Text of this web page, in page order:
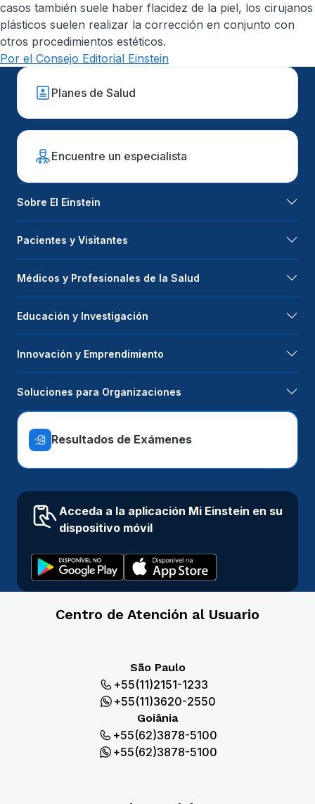
casos también suele haber flacidez de la piel, los cirujanos
plásticos suelen realizar la corrección en conjunto con
otros procedimientos estéticos.
Por el Consejo Editorial Einstein
Planes de Salud
Encuentre un especialista
Sobre El Einstein
Pacientes y Visitantes
Médicos y Profesionales de la Salud
Educación y Investigación
Innovación y Emprendimiento
Soluciones para Organizaciones
Resultados de Exámenes
Acceda a la aplicación Mi Einstein en su
dispositivo móvil
Centro de Atención al Usuario
São Paulo
+55(11)2151-1233
+55(11)3620-2550
Goiânia
+55(62)3878-5100
+55(62)3878-5100